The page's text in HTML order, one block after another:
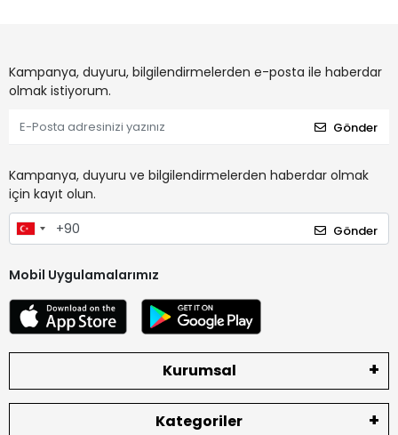
Kampanya, duyuru, bilgilendirmelerden e-posta ile haberdar
olmak istiyorum.
Gönder
Kampanya, duyuru ve bilgilendirmelerden haberdar olmak
için kayıt olun.
Gönder
Mobil Uygulamalarımız
Kurumsal
Kategoriler